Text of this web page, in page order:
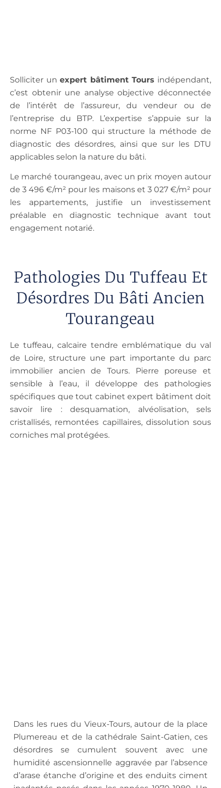
Solliciter unexpert bâtiment Tours indépendant,
c’est obtenir une analyse objective déconnectée
de l’intérêt de l’assureur, du vendeur ou de
l’entreprise du BTP. L’expertise s’appuie sur la
norme NF P03-100 qui structure la méthode de
diagnostic des désordres, ainsi que sur les DTU
applicables selon la nature du bâti.
Le marché tourangeau, avec un prix moyen autour
de 3 496 €/m² pour les maisons et 3 027 €/m² pour
les appartements, justifie un investissement
préalable en diagnostic technique avant tout
engagement notarié.
Pathologies Du Tuffeau Et
Désordres Du Bâti Ancien
Tourangeau
Le tuffeau, calcaire tendre emblématique du val
de Loire, structure une part importante du parc
immobilier ancien de Tours. Pierre poreuse et
sensible à l’eau, il développe des pathologies
spécifiques que tout cabinet expert bâtiment doit
savoir lire : desquamation, alvéolisation, sels
cristallisés, remontées capillaires, dissolution sous
corniches mal protégées.
Dans les rues du Vieux-Tours, autour de la place
Plumereau et de la cathédrale Saint-Gatien, ces
désordres se cumulent souvent avec une
humidité ascensionnelle aggravée par l’absence
d’arase étanche d’origine et des enduits ciment